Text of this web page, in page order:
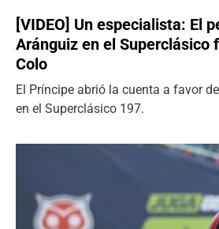
[VIDEO] Un especialista: El
Aránguiz en el Superclásico
Colo
El Príncipe abrió la cuenta a favor
en el Superclásico 197.